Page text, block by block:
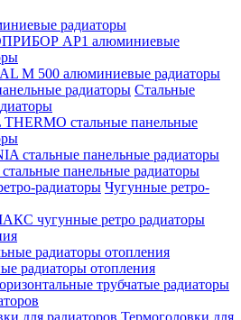
радиаторы
АР1 алюминиевые
M 500 алюминиевые радиаторы
Стальные
стальные панельные
стальные панельные радиаторы
панельные радиаторы
Чугунные ретро-
чугунные ретро радиаторы
радиаторы отопления
трубчатые радиаторы
Термоголовки для